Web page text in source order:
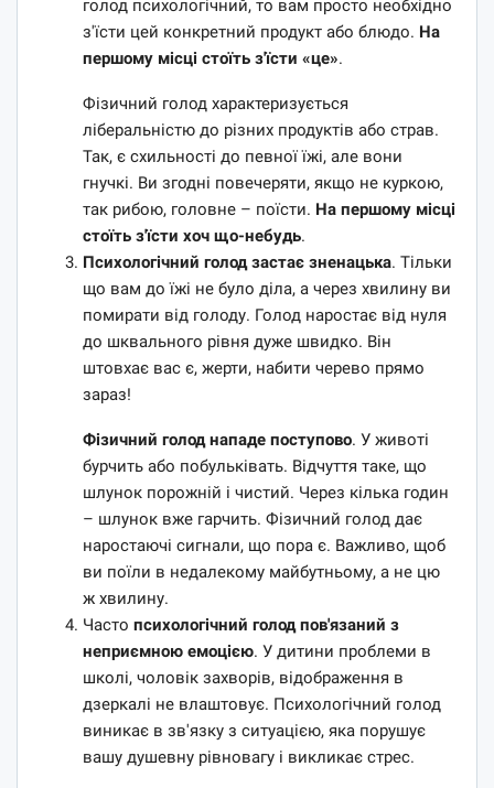
голод психологічний, то вам просто необхідно
з'їсти цей конкретний продукт або блюдо. На
першому місці стоїть з'їсти «це».
Фізичний голод характеризується
ліберальністю до різних продуктів або страв.
Так, є схильності до певної їжі, але вони
гнучкі. Ви згодні повечеряти, якщо не куркою,
так рибою, головне – поїсти. На першому місці
стоїть з'їсти хоч що-небудь.
Психологічний голод застає зненацька. Тільки
що вам до їжі не було діла, а через хвилину ви
помирати від голоду. Голод наростає від нуля
до шквального рівня дуже швидко. Він
штовхає вас є, жерти, набити черево прямо
зараз!
Фізичний голод нападе поступово. У животі
бурчить або побульківать. Відчуття таке, що
шлунок порожній і чистий. Через кілька годин
– шлунок вже гарчить. Фізичний голод дає
наростаючі сигнали, що пора є. Важливо, щоб
ви поїли в недалекому майбутньому, а не цю
ж хвилину.
Часто психологічний голод пов'язаний з
неприємною емоцією. У дитини проблеми в
школі, чоловік захворів, відображення в
дзеркалі не влаштовує. Психологічний голод
виникає в зв'язку з ситуацією, яка порушує
вашу душевну рівновагу і викликає стрес.